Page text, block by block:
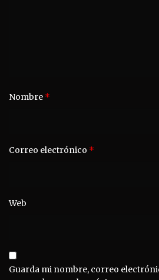
Nombre *
Correo electrónico *
Web
Guarda mi nombre, correo